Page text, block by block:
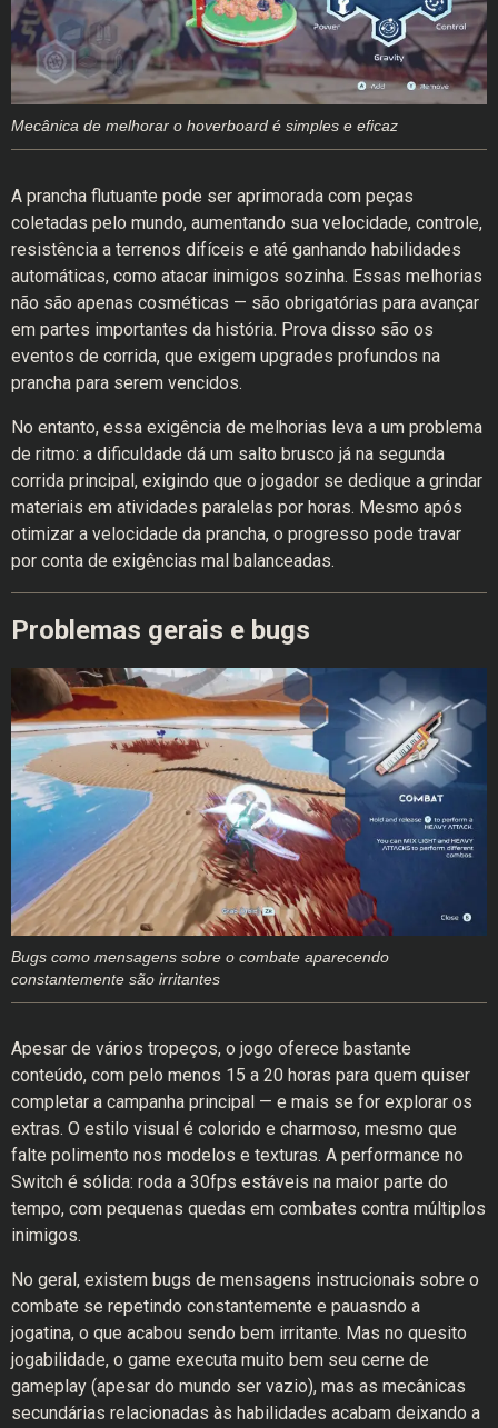
Mecânica de melhorar o hoverboard é simples e eficaz
A prancha flutuante pode ser aprimorada com peças
coletadas pelo mundo, aumentando sua velocidade, controle,
resistência a terrenos difíceis e até ganhando habilidades
automáticas, como atacar inimigos sozinha. Essas melhorias
não são apenas cosméticas — são obrigatórias para avançar
em partes importantes da história. Prova disso são os
eventos de corrida, que exigem upgrades profundos na
prancha para serem vencidos.
No entanto, essa exigência de melhorias leva a um problema
de ritmo: a dificuldade dá um salto brusco já na segunda
corrida principal, exigindo que o jogador se dedique a grindar
materiais em atividades paralelas por horas. Mesmo após
otimizar a velocidade da prancha, o progresso pode travar
por conta de exigências mal balanceadas.
Problemas gerais e bugs
Bugs como mensagens sobre o combate aparecendo
constantemente são irritantes
Apesar de vários tropeços, o jogo oferece bastante
conteúdo, com pelo menos 15 a 20 horas para quem quiser
completar a campanha principal — e mais se for explorar os
extras. O estilo visual é colorido e charmoso, mesmo que
falte polimento nos modelos e texturas. A performance no
Switch é sólida: roda a 30fps estáveis na maior parte do
tempo, com pequenas quedas em combates contra múltiplos
inimigos.
No geral, existem bugs de mensagens instrucionais sobre o
combate se repetindo constantemente e pauasndo a
jogatina, o que acabou sendo bem irritante. Mas no quesito
jogabilidade, o game executa muito bem seu cerne de
gameplay (apesar do mundo ser vazio), mas as mecânicas
secundárias relacionadas às habilidades acabam deixando a